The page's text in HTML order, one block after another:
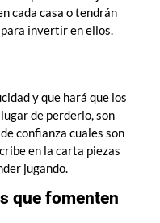
cada casa o tendrán
invertir en ellos.
y que hará que los
de perderlo, son
confianza cuales son
en la carta piezas
jugando.
que fomenten